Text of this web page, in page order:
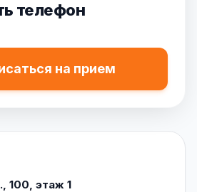
телефон
на прием
100, этаж 1